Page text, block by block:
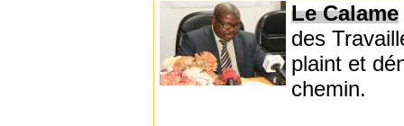
Le Calame
des
plaint et
chemin.